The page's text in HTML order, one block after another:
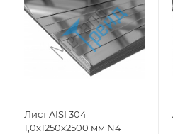
Лист AISI 304
1,0x1250x2500 мм N4